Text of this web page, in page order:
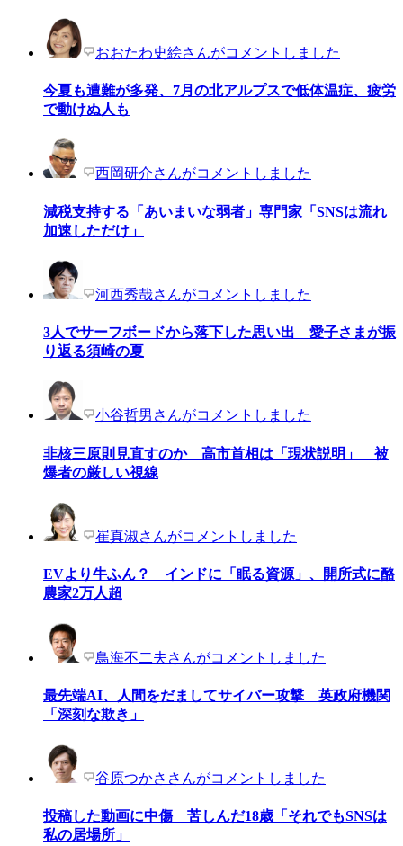
おおたわ史絵さんがコメントしました
今夏も遭難が多発、7月の北アルプスで低体温症、疲労
で動けぬ人も
西岡研介さんがコメントしました
減税支持する「あいまいな弱者」専門家「SNSは流れ
加速しただけ」
河西秀哉さんがコメントしました
3人でサーフボードから落下した思い出 愛子さまが振
り返る須崎の夏
小谷哲男さんがコメントしました
非核三原則見直すのか 高市首相は「現状説明」 被
爆者の厳しい視線
崔真淑さんがコメントしました
EVより牛ふん？ インドに「眠る資源」、開所式に酪
農家2万人超
鳥海不二夫さんがコメントしました
最先端AI、人間をだましてサイバー攻撃 英政府機関
「深刻な欺き」
谷原つかささんがコメントしました
投稿した動画に中傷 苦しんだ18歳「それでもSNSは
私の居場所」